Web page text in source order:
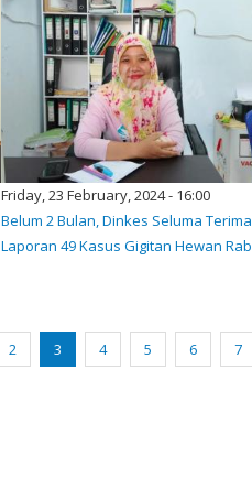
Friday, 23 February, 2024 - 16:00
Belum 2 Bulan, Dinkes Seluma Terima
Laporan 49 Kasus Gigitan Hewan
Page
2
Current
page
3 Page
4 Page
5 Page
6 7